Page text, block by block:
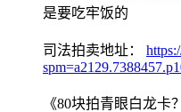
是要吃牢饭的
司法拍卖地址：
《80块拍青眼白龙卡